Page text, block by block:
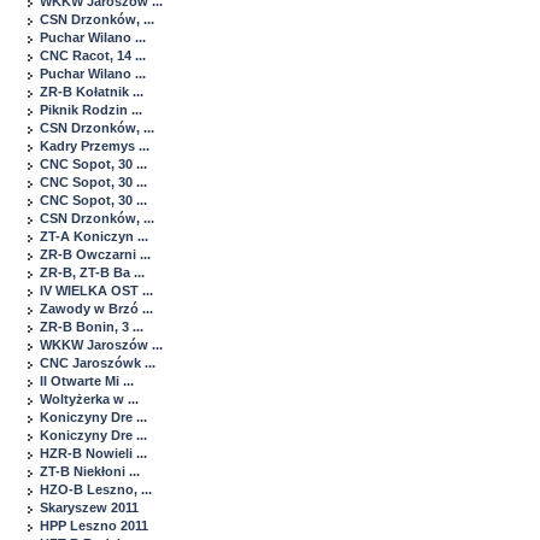
CSN Drzonków, ...
Puchar Wilano ...
CNC Racot, 14 ...
Puchar Wilano ...
ZR-B Kołatnik ...
Piknik Rodzin ...
CSN Drzonków, ...
Kadry Przemys ...
CNC Sopot, 30 ...
CNC Sopot, 30 ...
CNC Sopot, 30 ...
CSN Drzonków, ...
ZT-A Koniczyn ...
ZR-B Owczarni ...
ZR-B, ZT-B Ba ...
IV WIELKA OST ...
Zawody w Brzó ...
ZR-B Bonin, 3 ...
WKKW Jaroszów ...
CNC Jaroszówk ...
II Otwarte Mi ...
Woltyżerka w ...
Koniczyny Dre ...
Koniczyny Dre ...
HZR-B Nowieli ...
ZT-B Niekłoni ...
HZO-B Leszno, ...
Skaryszew 2011
HPP Leszno 2011